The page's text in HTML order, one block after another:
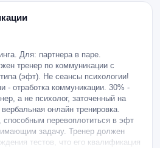
на бумаге. С нас — идеальный
не будет стыдно перед вашими
или застройщиками в сфере
Для: партнера в паре.
тренер по коммуникации с
(эфт). Не сеансы психологии!
- отработка коммуникации. 30% -
а не психолог, заточенный на
онлайн тренировка.
перевоплотиться в эфт
задачу. Тренер должен
тестов, что его квалификация